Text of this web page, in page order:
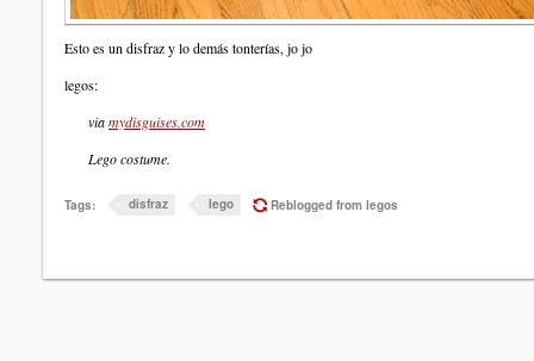
Esto es un disfraz y lo demás tonterías, jo jo
legos:
viamydisguises.com
Lego costume.
Tags: disfraz lego Reblogged from legos